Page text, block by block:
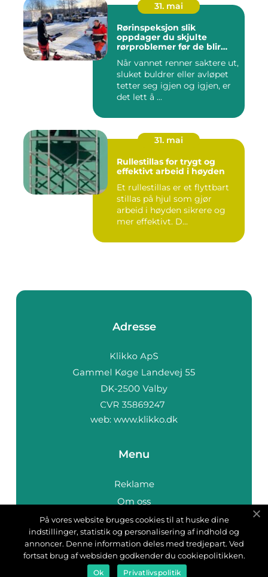
31. mai
Rørinspeksjon slik
oppdager du skjulte
rørproblemer før de blir
Når vannet renner saktere ut,
sluket buldrer eller avløpet
tetter seg igjen og igjen, er
det lett å ...
31. mai
Rullestillas for trygt og
effektivt arbeid i høyden
Et rullestillas er et flyttbart
stillas på hjul som gjør
arbeid i høyden sikrere og
mer effektivt. D...
Adresse
web: www.klikko.dk
Menu
Reklame
Om oss
Cookies
Kontakt Oss
Sitemap
På vores website bruges cookies til at huske dine
indstillinger, statistik og personalisering af indhold og
annoncer. Denne information deles med tredjepart. Ved
fortsat brug af websiden godkender du cookiepolitikken.
Ok Privatlivspolitik